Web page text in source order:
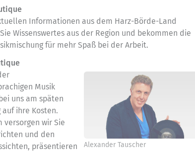
Informationen aus dem Harz-Börde-Land
Wissenswertes aus der Region und bekommen die
für mehr Spaß bei der Arbeit.
Alexander Tauscher
Musik
uns am späten
ihre Kosten.
versorgen wir Sie
und den
präsentieren